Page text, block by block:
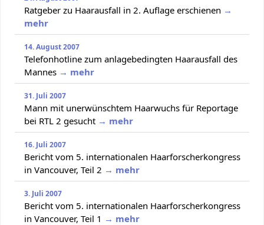
Ratgeber zu Haarausfall in 2. Auflage erschienen →
mehr
14. August 2007
Telefonhotline zum anlagebedingten Haarausfall des
Mannes → mehr
31. Juli 2007
Mann mit unerwünschtem Haarwuchs für Reportage
bei RTL 2 gesucht → mehr
16. Juli 2007
Bericht vom 5. internationalen Haarforscherkongress
in Vancouver, Teil 2 → mehr
3. Juli 2007
Bericht vom 5. internationalen Haarforscherkongress
in Vancouver, Teil 1 → mehr